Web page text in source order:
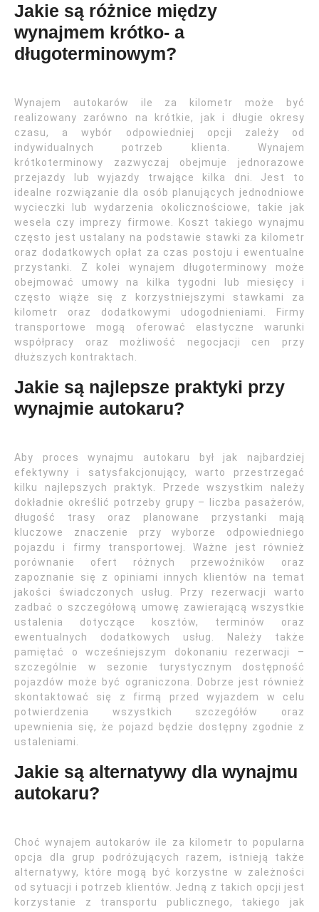
Jakie są różnice między
wynajmem krótko- a
długoterminowym?
Wynajem autokarów ile za kilometr może być
realizowany zarówno na krótkie, jak i długie okresy
czasu, a wybór odpowiedniej opcji zależy od
indywidualnych potrzeb klienta. Wynajem
krótkoterminowy zazwyczaj obejmuje jednorazowe
przejazdy lub wyjazdy trwające kilka dni. Jest to
idealne rozwiązanie dla osób planujących jednodniowe
wycieczki lub wydarzenia okolicznościowe, takie jak
wesela czy imprezy firmowe. Koszt takiego wynajmu
często jest ustalany na podstawie stawki za kilometr
oraz dodatkowych opłat za czas postoju i ewentualne
przystanki. Z kolei wynajem długoterminowy może
obejmować umowy na kilka tygodni lub miesięcy i
często wiąże się z korzystniejszymi stawkami za
kilometr oraz dodatkowymi udogodnieniami. Firmy
transportowe mogą oferować elastyczne warunki
współpracy oraz możliwość negocjacji cen przy
dłuższych kontraktach.
Jakie są najlepsze praktyki przy
wynajmie autokaru?
Aby proces wynajmu autokaru był jak najbardziej
efektywny i satysfakcjonujący, warto przestrzegać
kilku najlepszych praktyk. Przede wszystkim należy
dokładnie określić potrzeby grupy – liczba pasażerów,
długość trasy oraz planowane przystanki mają
kluczowe znaczenie przy wyborze odpowiedniego
pojazdu i firmy transportowej. Ważne jest również
porównanie ofert różnych przewoźników oraz
zapoznanie się z opiniami innych klientów na temat
jakości świadczonych usług. Przy rezerwacji warto
zadbać o szczegółową umowę zawierającą wszystkie
ustalenia dotyczące kosztów, terminów oraz
ewentualnych dodatkowych usług. Należy także
pamiętać o wcześniejszym dokonaniu rezerwacji –
szczególnie w sezonie turystycznym dostępność
pojazdów może być ograniczona. Dobrze jest również
skontaktować się z firmą przed wyjazdem w celu
potwierdzenia wszystkich szczegółów oraz
upewnienia się, że pojazd będzie dostępny zgodnie z
ustaleniami.
Jakie są alternatywy dla wynajmu
autokaru?
Choć wynajem autokarów ile za kilometr to popularna
opcja dla grup podróżujących razem, istnieją także
alternatywy, które mogą być korzystne w zależności
od sytuacji i potrzeb klientów. Jedną z takich opcji jest
korzystanie z transportu publicznego, takiego jak